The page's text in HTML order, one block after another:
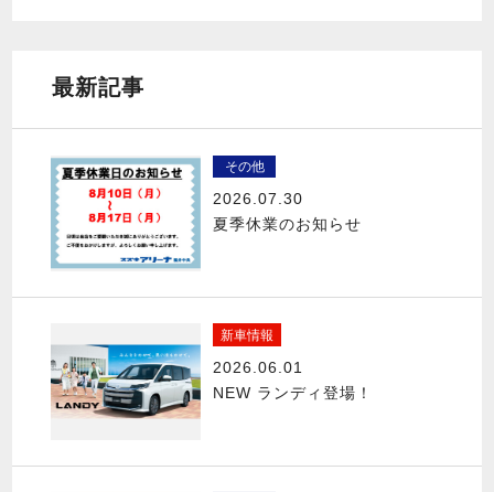
最新記事
その他
2026.07.30
夏季休業のお知らせ
新車情報
2026.06.01
NEW ランディ登場！